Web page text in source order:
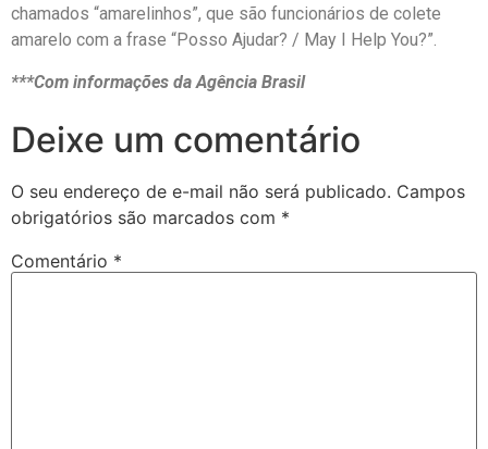
chamados “amarelinhos”, que são funcionários de colete
amarelo com a frase “Posso Ajudar? / May I Help You?”.
***Com informações da Agência Brasil
Deixe um comentário
O seu endereço de e-mail não será publicado. Campos
obrigatórios são marcados com *
Comentário *